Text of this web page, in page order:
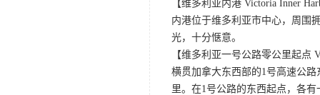
【维多利亚内港 Victoria Inner
内港位于维多利亚市中心，周围
光，十分惬意。
【维多利亚一号公路零公里起点
横贯加拿大东西部的1号高速公
里。在1号公路的东西起点，各